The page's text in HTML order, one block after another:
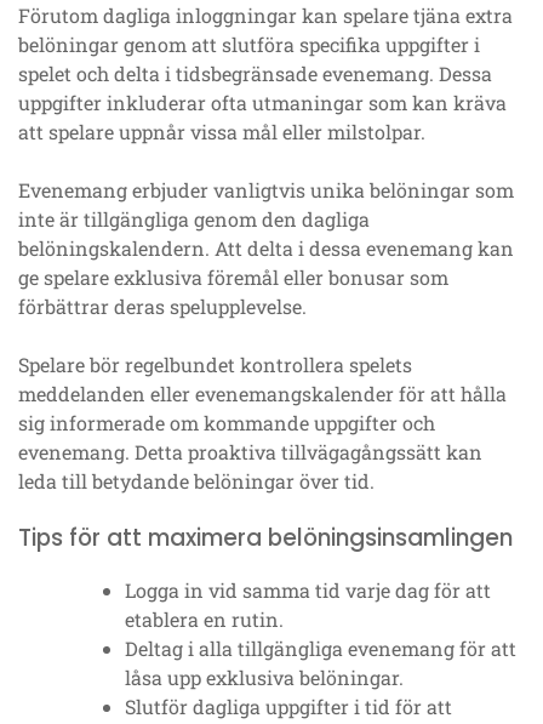
Förutom dagliga inloggningar kan spelare tjäna extra
belöningar genom att slutföra specifika uppgifter i
spelet och delta i tidsbegränsade evenemang. Dessa
uppgifter inkluderar ofta utmaningar som kan kräva
att spelare uppnår vissa mål eller milstolpar.
Evenemang erbjuder vanligtvis unika belöningar som
inte är tillgängliga genom den dagliga
belöningskalendern. Att delta i dessa evenemang kan
ge spelare exklusiva föremål eller bonusar som
förbättrar deras spelupplevelse.
Spelare bör regelbundet kontrollera spelets
meddelanden eller evenemangskalender för att hålla
sig informerade om kommande uppgifter och
evenemang. Detta proaktiva tillvägagångssätt kan
leda till betydande belöningar över tid.
Tips för att maximera belöningsinsamlingen
Logga in vid samma tid varje dag för att
etablera en rutin.
Deltag i alla tillgängliga evenemang för att
låsa upp exklusiva belöningar.
Slutför dagliga uppgifter i tid för att